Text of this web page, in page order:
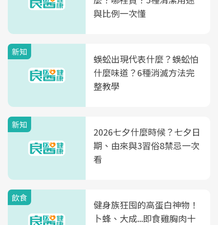
與比例一次懂
新知
蜈蚣出現代表什麼？蜈蚣怕
什麼味道？6種消滅方法完
整教學
新知
2026七夕什麼時候？七夕日
期、由來與3習俗8禁忌一次
看
飲食
健身族狂囤的高蛋白神物！
卜蜂、大成...即食雞胸肉十